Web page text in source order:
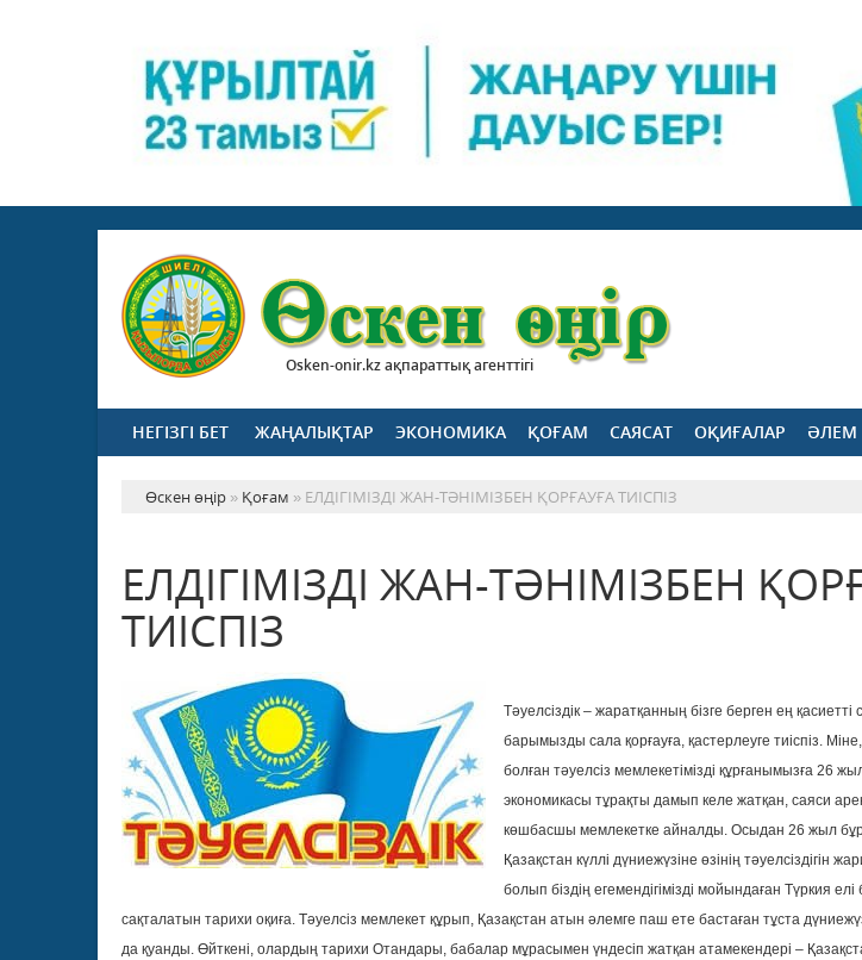
Osken-onir.kz ақпараттық агенттігі
НЕГІЗГІ БЕТ ЖАҢАЛЫҚТАР ЭКОНОМИКА ҚОҒАМ САЯСАТ ОҚИҒАЛАР ӘЛЕМ
Өскен өңір » Қоғам » ЕЛДІГІМІЗДІ ЖАН-ТӘНІМІЗБЕН ҚОРҒАУҒА ТИІСПІЗ
ЕЛДІГІМІЗДІ ЖАН-ТӘНІМІЗБЕН
ТИІСПІЗ
Тәуелсіздік – жаратқанның бізге берген ең қасиетті
барымызды сала қорғауға, қастерлеуге тиіспіз.
болған тәуелсіз мемлекетімізді құрғанымызға 26
экономикасы тұрақты дамып келе жатқан, саяси
көшбасшы мемлекетке айналды. Осыдан 26 жыл
Қазақстан күллі дүниежүзіне өзінің тәуелсіздігін
болып біздің егемендігімізді мойындаған Түркия
сақталатын тарихи оқиға. Тәуелсіз мемлекет құрып, Қазақстан атын әлемге паш ете бастаған тұста
да қуанды. Өйткені, олардың тарихи Отандары, бабалар мұрасымен үндесіп жатқан атамекендері –